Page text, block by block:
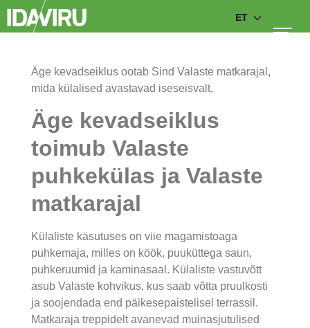
ET
Äge kevadseiklus ootab Sind Valaste matkarajal,
mida külalised avastavad iseseisvalt.
Äge kevadseiklus
toimub Valaste
puhkekülas ja Valaste
matkarajal
Külaliste käsutuses on viie magamistoaga
puhkemaja, milles on köök, puuküttega saun,
puhkeruumid ja kaminasaal. Külaliste vastuvõtt
asub Valaste kohvikus, kus saab võtta pruulkosti
ja soojendada end päikesepaistelisel terrassil.
Matkaraja treppidelt avanevad muinasjutulised